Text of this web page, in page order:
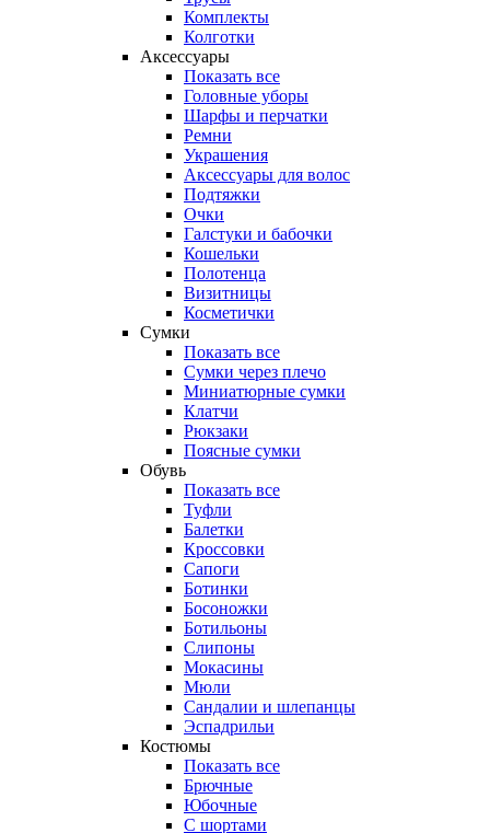
Комплекты
Колготки
Аксессуары
Показать все
Головные уборы
Шарфы и перчатки
Ремни
Украшения
Аксессуары для волос
Подтяжки
Очки
Галстуки и бабочки
Кошельки
Полотенца
Визитницы
Косметички
Сумки
Показать все
Сумки через плечо
Миниатюрные cумки
Клатчи
Рюкзаки
Поясные сумки
Обувь
Показать все
Туфли
Балетки
Кроссовки
Сапоги
Ботинки
Босоножки
Ботильоны
Слипоны
Мокасины
Мюли
Сандалии и шлепанцы
Эспадрильи
Костюмы
Показать все
Брючные
Юбочные
С шортами